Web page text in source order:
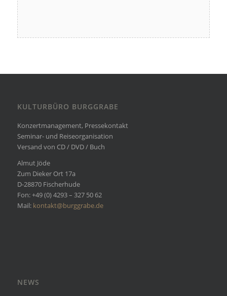
KULTURBÜRO BURGGRABE
Konzertmanagement, Pressekontakt
Seminar- und Reiseorganisation
Versand von CD / DVD / Buch
Almut Jöde
Zum Dieker Ort 17a
D-28870 Fischerhude
Fon: +49 (0) 4293 – 327 50 62
Mail: kontakt@burggrabe.de
NEWS